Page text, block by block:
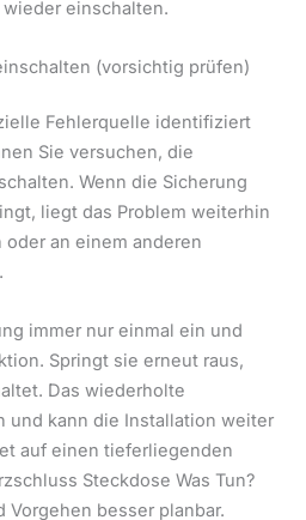
einschalten.
(vorsichtig prüfen)
Fehlerquelle identifiziert
Sie versuchen, die
Wenn die Sicherung
liegt das Problem weiterhin
an einem anderen
immer nur einmal ein und
Springt sie erneut raus,
Das wiederholte
und kann die Installation weiter
auf einen tieferliegenden
Steckdose Was Tun?
Vorgehen besser planbar.